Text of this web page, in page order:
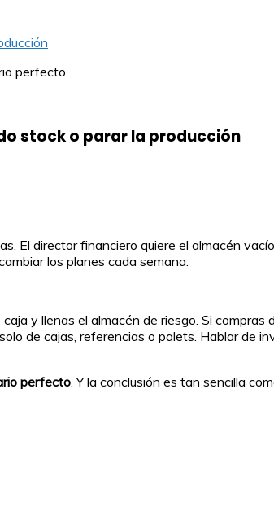
stock o parar la producción
El director financiero quiere el almacén
los planes cada semana.
y llenas el almacén de riesgo. Si compras
de cajas, referencias o palets. Hablar de
perfecto. Y la conclusión es tan sencilla